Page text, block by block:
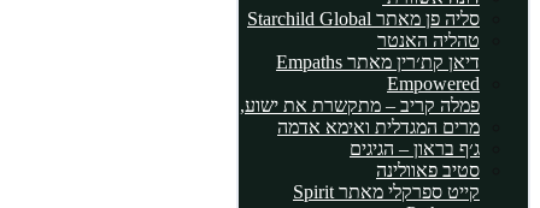
סליה פן מאתר Starchild Global
טהליה האנטר
דיאן קת׳רין מאתר Empaths
Empowered
פמלה קריב – מתקשרת את ישוע,
מרים המגדלית ואימא אדמה
ג׳ף בראון – הגיגים
סטיב פאוולינה
קייט ספרקלי מאתר Spirit